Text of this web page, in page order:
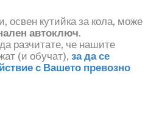
освен кутийка за кола, може
автоключ.
разчитате, че нашите
(и обучат), за да се
с Вашето превозно